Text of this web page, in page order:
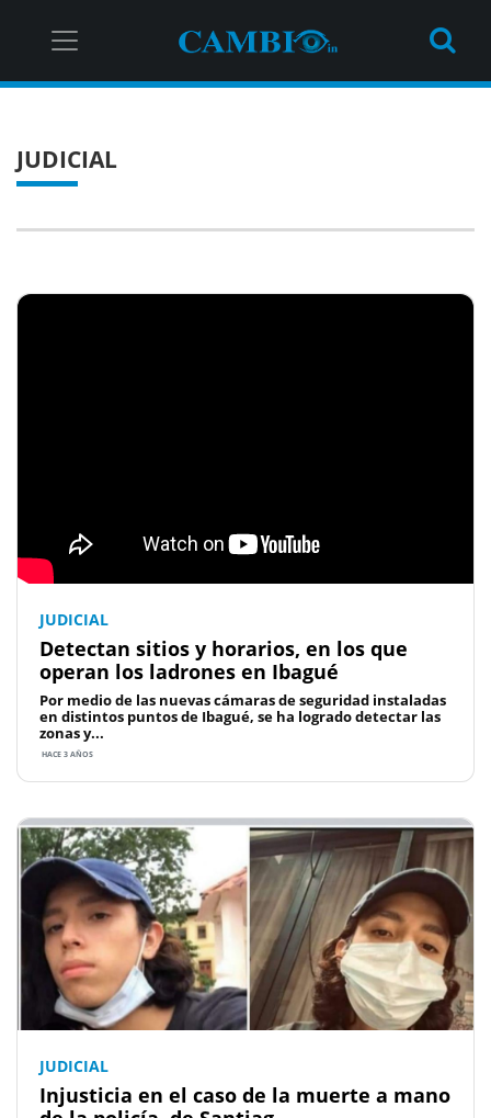
JUDICIAL
JUDICIAL
Detectan sitios y horarios, en los que
operan los ladrones en Ibagué
Por medio de las nuevas cámaras de seguridad instaladas
en distintos puntos de Ibagué, se ha logrado detectar las
zonas y...
HACE 3 AÑOS
JUDICIAL
Injusticia en el caso de la muerte a mano